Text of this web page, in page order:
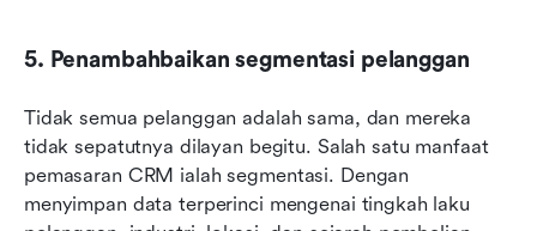
5. Penambahbaikan segmentasi pelanggan
Tidak semua pelanggan adalah sama, dan mereka
tidak sepatutnya dilayan begitu. Salah satu manfaat
pemasaran CRM ialah segmentasi. Dengan
menyimpan data terperinci mengenai tingkah laku